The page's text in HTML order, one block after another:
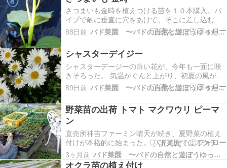
さつまいも金時を植えつける苗を１０本購入。パ
イプで畝に垂直に穴をあけて、そこに差し込む。
至極く簡単な植え付け方法だ。これだとイモが茎
を囲むように垂直にできるので収穫もしやすい。
ておけば１１月には収穫できそう。庭の枯葉を集
めてもやし、その…
88日前 バド菜園 〜バドの自然と遊ぼうゆったり菜園らいふ〜
シャスターデイジー
シャスターデージーの白い花が、今年も一面に咲
きそろった。 気温がぐんと上がり、初夏の風が花
びらをそっと揺らしていく。ほとんど手をかけて
いないのに、 毎年、決まってこの場所で変わらず
「花ことばは忍耐」という言葉が、すっと胸に落
ちてくる…
89日前 バド菜園 〜バドの自然と遊ぼうゆったり菜園らいふ〜
野菜苗の出荷 トマト マクワウリ ピーマ
ン
直売所神吉ファーミン晴天が続き、夏野菜の植え
付けが本格的に始まった。 バド菜園ではオクラ以
外の植え付けはほぼ完了。 残った苗と出荷用に育
てた苗を、直売所に並べることにした。大玉トマ
3ヶ月前 バド菜園 〜バドの自然と遊ぼうゆったり菜園らいふ〜
オクラ苗の植え付け